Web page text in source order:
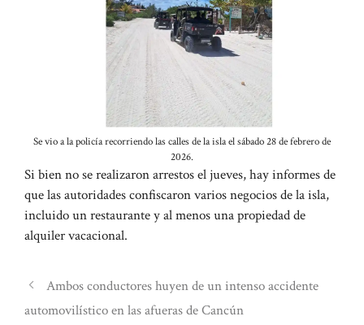
Se vio a la policía recorriendo las calles de la isla el sábado 28 de febrero de
2026.
Si bien no se realizaron arrestos el jueves, hay informes de
que las autoridades confiscaron varios negocios de la isla,
incluido un restaurante y al menos una propiedad de
alquiler vacacional.
Ambos conductores huyen de un intenso accidente
automovilístico en las afueras de Cancún